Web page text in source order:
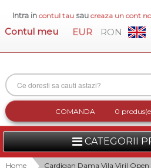
Intra in contul tausau creaza un cont
Contul meu EUR RON
COMANDA 0
CATEGORII
FEMEI
Home Cardigan Dama Vila Viril